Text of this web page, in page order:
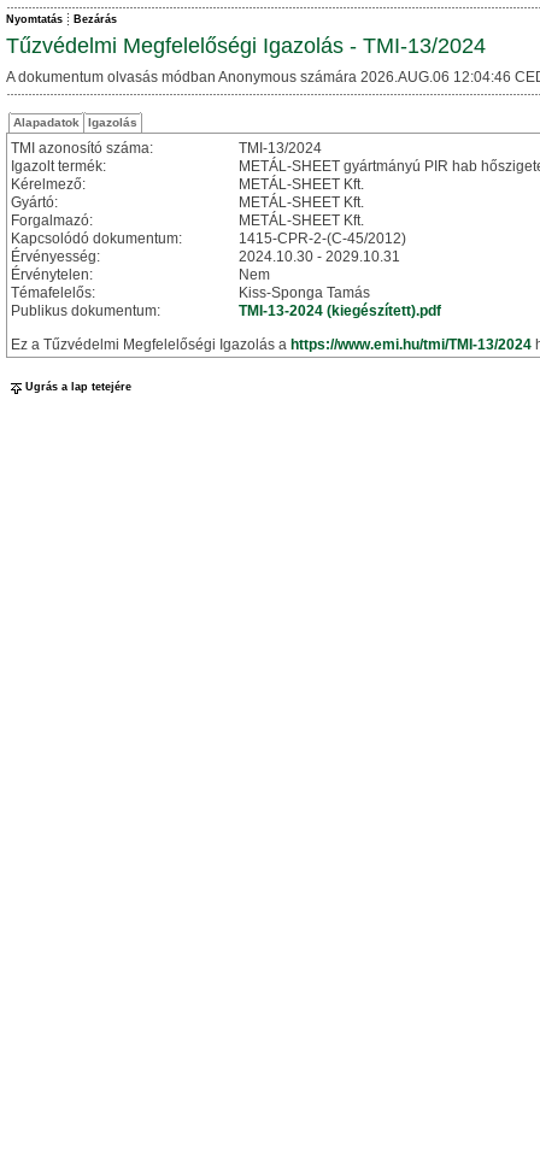
Nyomtatás Bezárás
Tűzvédelmi Megfelelőségi Igazolás - TMI-13/2024
A dokumentum olvasás módban Anonymous számára 2026.AUG.06 12:04:46
Alapadatok Igazolás
TMI azonosító száma:
TMI-13/2024
Igazolt termék:
METÁL-SHEET gyártmányú PIR hab
Kérelmező:
METÁL-SHEET Kft.
Gyártó:
METÁL-SHEET Kft.
Forgalmazó:
METÁL-SHEET Kft.
Kapcsolódó dokumentum:
1415-CPR-2-(C-45/2012)
Érvényesség:
2024.10.30 - 2029.10.31
Érvénytelen:
Nem
Témafelelős:
Kiss-Sponga Tamás
Publikus dokumentum:
TMI-13-2024 (kiegészített).pdf
Ez a Tűzvédelmi Megfelelőségi Igazolás a https://www.emi.hu/tmi/TMI-13/2024
Ugrás a lap tetejére